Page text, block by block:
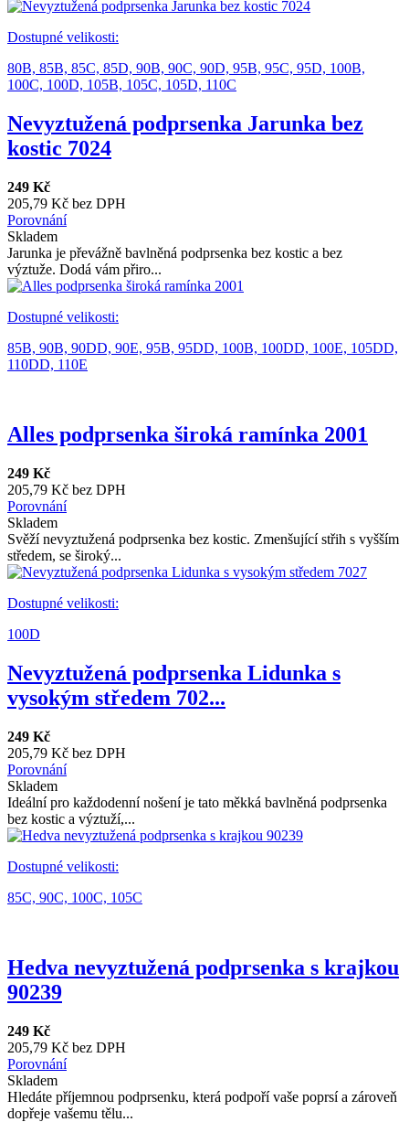
Dostupné velikosti:
80B, 85B, 85C, 85D, 90B, 90C, 90D, 95B, 95C, 95D, 100B,
100C, 100D, 105B, 105C, 105D, 110C
Nevyztužená podprsenka Jarunka bez
kostic 7024
249 Kč
205,79 Kč bez DPH
Porovnání
Skladem
Jarunka je převážně bavlněná podprsenka bez kostic a bez
výztuže. Dodá vám přiro...
Dostupné velikosti:
85B, 90B, 90DD, 90E, 95B, 95DD, 100B, 100DD, 100E, 105DD,
110DD, 110E
Alles podprsenka široká ramínka 2001
249 Kč
205,79 Kč bez DPH
Porovnání
Skladem
Svěží nevyztužená podprsenka bez kostic. Zmenšující střih s vyšším
středem, se široký...
Dostupné velikosti:
100D
Nevyztužená podprsenka Lidunka s
vysokým středem 702...
249 Kč
205,79 Kč bez DPH
Porovnání
Skladem
Ideální pro každodenní nošení je tato měkká bavlněná podprsenka
bez kostic a výztuží,...
Dostupné velikosti:
85C, 90C, 100C, 105C
Hedva nevyztužená podprsenka s krajkou
90239
249 Kč
205,79 Kč bez DPH
Porovnání
Skladem
Hledáte příjemnou podprsenku, která podpoří vaše poprsí a zároveň
dopřeje vašemu tělu...